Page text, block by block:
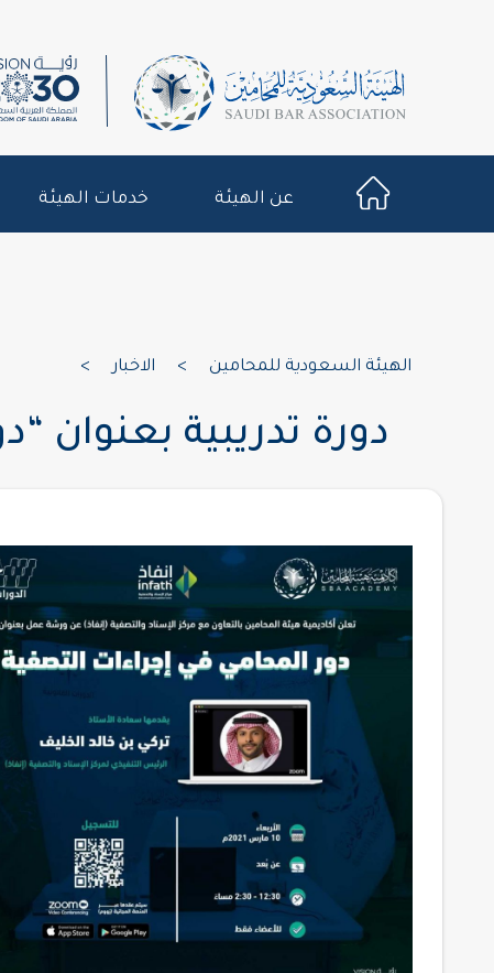
عن الهيئة خدمات الهيئة
الهيئة السعودية للمحامين > الاخبار >
دورة تدريبية بعنوان